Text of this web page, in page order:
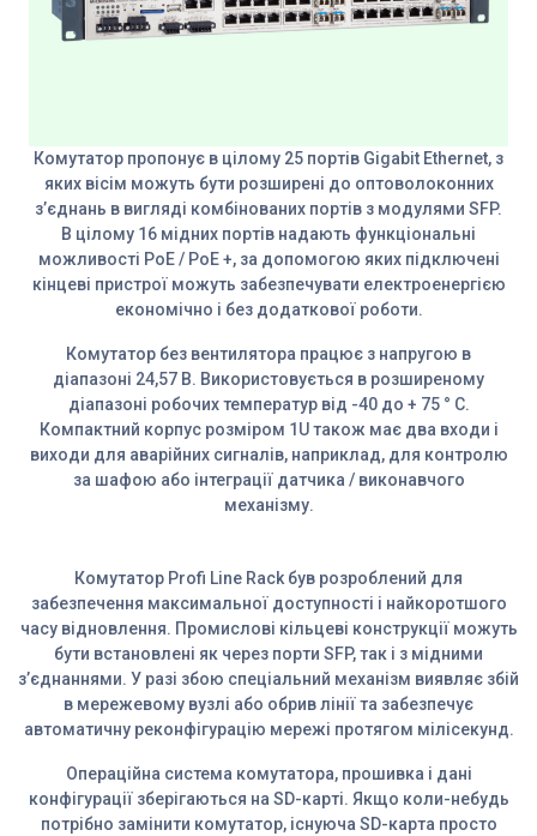
Комутатор пропонує в цілому 25 портів Gigabit Ethernet, з
яких вісім можуть бути розширені до оптоволоконних
з’єднань в вигляді комбінованих портів з модулями SFP.
В цілому 16 мідних портів надають функціональні
можливості PoE / PoE +, за допомогою яких підключені
кінцеві пристрої можуть забезпечувати електроенергією
економічно і без додаткової роботи.
Комутатор без вентилятора працює з напругою в
діапазоні 24,57 В. Використовується в розширеному
діапазоні робочих температур від -40 до + 75 ° C.
Компактний корпус розміром 1U також має два входи і
виходи для аварійних сигналів, наприклад, для контролю
за шафою або інтеграції датчика / виконавчого
механізму.
Комутатор Profi Line Rack був розроблений для
забезпечення максимальної доступності і найкоротшого
часу відновлення. Промислові кільцеві конструкції можуть
бути встановлені як через порти SFP, так і з мідними
з’єднаннями. У разі збою спеціальний механізм виявляє збій
в мережевому вузлі або обрив лінії та забезпечує
автоматичну реконфігурацію мережі протягом мілісекунд.
Операційна система комутатора, прошивка і дані
конфігурації зберігаються на SD-карті. Якщо коли-небудь
потрібно замінити комутатор, існуюча SD-карта просто